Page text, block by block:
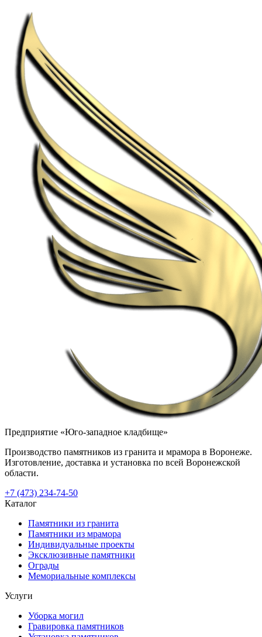
Предприятие «Юго-западное кладбище»
Производство памятников из гранита и мрамора в Воронеже.
Изготовление, доставка и установка по всей Воронежской
области.
+7 (473) 234-74-50
Каталог
Памятники из гранита
Памятники из мрамора
Индивидуальные проекты
Эксклюзивные памятники
Ограды
Мемориальные комплексы
Услуги
Уборка могил
Гравировка памятников